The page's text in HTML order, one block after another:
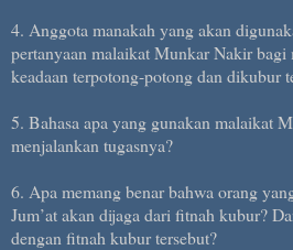
4. Anggota manakah yang akan
pertanyaan malaikat Munkar Nakir bagi
keadaan terpotong-potong dan dikubur
5. Bahasa apa yang gunakan malaikat
menjalankan tugasnya?
6. Apa memang benar bahwa orang
Jum’at akan dijaga dari fitnah kubur?
dengan fitnah kubur tersebut?